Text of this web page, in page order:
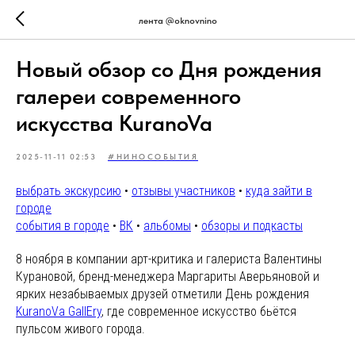
лента @oknovnino
Новый обзор со Дня рождения
галереи современного
искусства KuranoVa
2025-11-11 02:53 #НИНОСОБЫТИЯ
выбрать экскурсию • отзывы участников • куда зайти в
городе
события в городе • ВК • альбомы • обзоры и подкасты
8 ноября в компании арт-критика и галериста Валентины
Курановой, бренд-менеджера Маргариты Аверьяновой и
ярких незабываемых друзей отметили День рождения
KuranoVa GallEry, где современное искусство бьётся
пульсом живого города.